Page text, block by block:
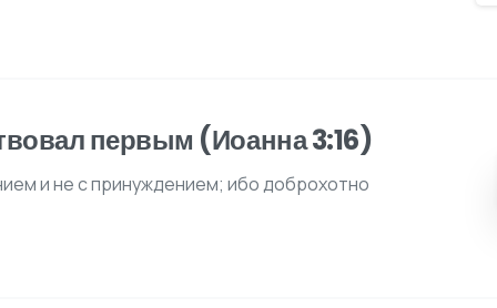
первым (Иоанна 3:16)
и не с принуждением; ибо доброхотно